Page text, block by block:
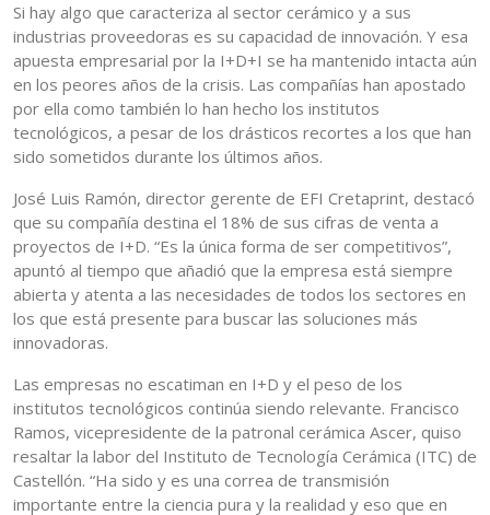
Si hay algo que caracteriza al sector cerámico y a sus
industrias proveedoras es su capacidad de innovación. Y esa
apuesta empresarial por la I+D+I se ha mantenido intacta aún
en los peores años de la crisis. Las compañías han apostado
por ella como también lo han hecho los institutos
tecnológicos, a pesar de los drásticos recortes a los que han
sido sometidos durante los últimos años.
José Luis Ramón, director gerente de EFI Cretaprint, destacó
que su compañía destina el 18% de sus cifras de venta a
proyectos de I+D. “Es la única forma de ser competitivos”,
apuntó al tiempo que añadió que la empresa está siempre
abierta y atenta a las necesidades de todos los sectores en
los que está presente para buscar las soluciones más
innovadoras.
Las empresas no escatiman en I+D y el peso de los
institutos tecnológicos continúa siendo relevante. Francisco
Ramos, vicepresidente de la patronal cerámica Ascer, quiso
resaltar la labor del Instituto de Tecnología Cerámica (ITC) de
Castellón. “Ha sido y es una correa de transmisión
importante entre la ciencia pura y la realidad y eso que en